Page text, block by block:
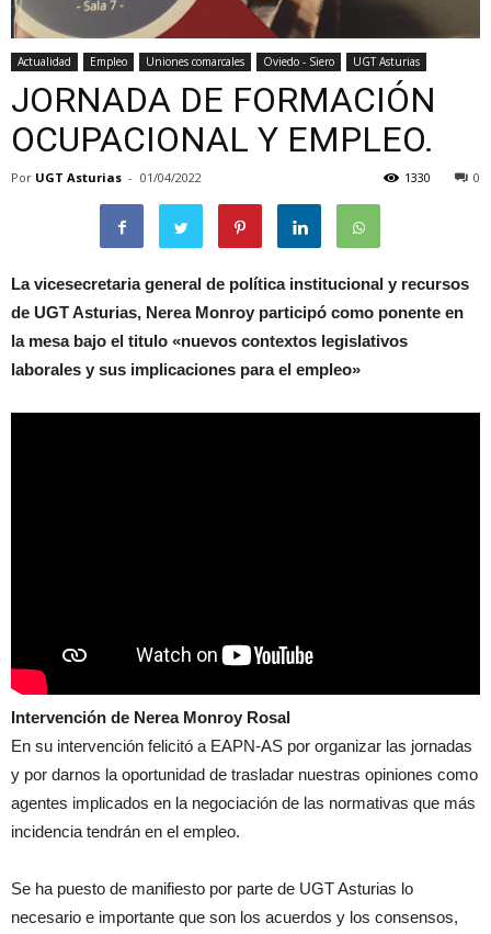
Actualidad Empleo Uniones comarcales Oviedo - Siero UGT Asturias
JORNADA DE FORMACIÓN
OCUPACIONAL Y EMPLEO.
Por UGT Asturias - 01/04/2022 0
1330
La vicesecretaria general de política institucional y recursos
de UGT Asturias, Nerea Monroy participó como ponente en
la mesa bajo el titulo «nuevos contextos legislativos
laborales y sus implicaciones para el empleo»
Intervención de Nerea Monroy Rosal
En su intervención felicitó a EAPN-AS por organizar las jornadas
y por darnos la oportunidad de trasladar nuestras opiniones como
agentes implicados en la negociación de las normativas que más
incidencia tendrán en el empleo.
Se ha puesto de manifiesto por parte de UGT Asturias lo
necesario e importante que son los acuerdos y los consensos,